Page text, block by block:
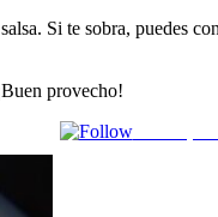
Si te sobra, puedes
provecho!
Enviar por